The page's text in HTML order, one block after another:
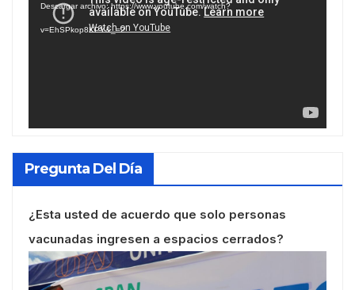
vídeo
Descargar archivo: https://www.youtube.com/watch?
v=EhSPkop8KPY&_=2
Pregunta Del Día
¿Esta usted de acuerdo que solo personas
vacunadas ingresen a espacios cerrados?